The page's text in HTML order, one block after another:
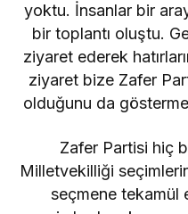
yoktu. İnsanlar bir
bir toplantı oluştu.
ziyaret ederek
ziyaret bize Zafer
olduğunu da
Zafer Partisi hiç
Milletvekilliği
seçmene tekamül